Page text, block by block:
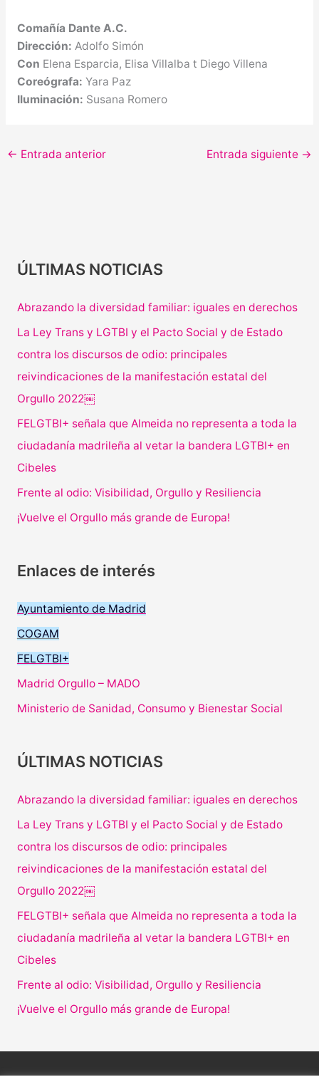
Comañía Dante A.C.
Dirección: Adolfo Simón
Con Elena Esparcia, Elisa Villalba t Diego Villena
Coreógrafa: Yara Paz
Iluminación: Susana Romero
← Entrada anterior Entrada siguiente →
ÚLTIMAS NOTICIAS
Abrazando la diversidad familiar: iguales en derechos
La Ley Trans y LGTBI y el Pacto Social y de Estado
contra los discursos de odio: principales
reivindicaciones de la manifestación estatal del
Orgullo 2022￼
FELGTBI+ señala que Almeida no representa a toda la
ciudadanía madrileña al vetar la bandera LGTBI+ en
Cibeles
Frente al odio: Visibilidad, Orgullo y Resiliencia
¡Vuelve el Orgullo más grande de Europa!
Enlaces de interés
Ayuntamiento de Madrid
COGAM
FELGTBI+
Madrid Orgullo – MADO
Ministerio de Sanidad, Consumo y Bienestar Social
ÚLTIMAS NOTICIAS
Abrazando la diversidad familiar: iguales en derechos
La Ley Trans y LGTBI y el Pacto Social y de Estado
contra los discursos de odio: principales
reivindicaciones de la manifestación estatal del
Orgullo 2022￼
FELGTBI+ señala que Almeida no representa a toda la
ciudadanía madrileña al vetar la bandera LGTBI+ en
Cibeles
Frente al odio: Visibilidad, Orgullo y Resiliencia
¡Vuelve el Orgullo más grande de Europa!